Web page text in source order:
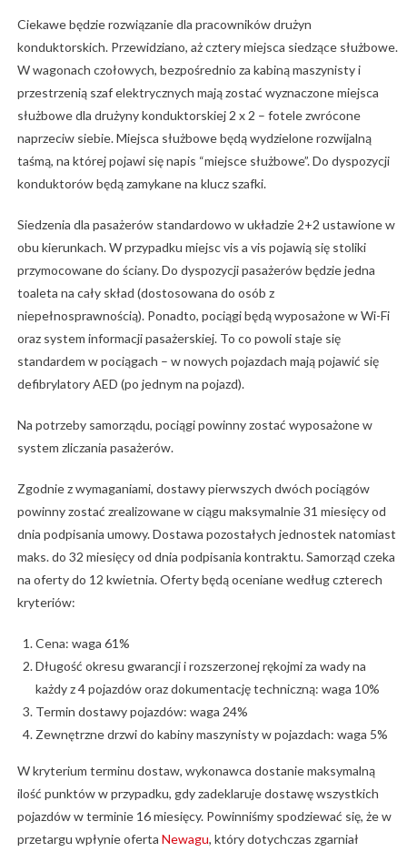
Ciekawe będzie rozwiązanie dla pracowników drużyn
konduktorskich. Przewidziano, aż cztery miejsca siedzące służbowe.
W wagonach czołowych, bezpośrednio za kabiną maszynisty i
przestrzenią szaf elektrycznych mają zostać wyznaczone miejsca
służbowe dla drużyny konduktorskiej 2 x 2 – fotele zwrócone
naprzeciw siebie. Miejsca służbowe będą wydzielone rozwijalną
taśmą, na której pojawi się napis “miejsce służbowe”. Do dyspozycji
konduktorów będą zamykane na klucz szafki.
Siedzenia dla pasażerów standardowo w układzie 2+2 ustawione w
obu kierunkach. W przypadku miejsc vis a vis pojawią się stoliki
przymocowane do ściany. Do dyspozycji pasażerów będzie jedna
toaleta na cały skład (dostosowana do osób z
niepełnosprawnością). Ponadto, pociągi będą wyposażone w Wi-Fi
oraz system informacji pasażerskiej. To co powoli staje się
standardem w pociągach – w nowych pojazdach mają pojawić się
defibrylatory AED (po jednym na pojazd).
Na potrzeby samorządu, pociągi powinny zostać wyposażone w
system zliczania pasażerów.
Zgodnie z wymaganiami, dostawy pierwszych dwóch pociągów
powinny zostać zrealizowane w ciągu maksymalnie 31 miesięcy od
dnia podpisania umowy. Dostawa pozostałych jednostek natomiast
maks. do 32 miesięcy od dnia podpisania kontraktu. Samorząd czeka
na oferty do 12 kwietnia. Oferty będą oceniane według czterech
kryteriów:
Cena: waga 61%
Długość okresu gwarancji i rozszerzonej rękojmi za wady na
każdy z 4 pojazdów oraz dokumentację techniczną: waga 10%
Termin dostawy pojazdów: waga 24%
Zewnętrzne drzwi do kabiny maszynisty w pojazdach: waga 5%
W kryterium terminu dostaw, wykonawca dostanie maksymalną
ilość punktów w przypadku, gdy zadeklaruje dostawę wszystkich
pojazdów w terminie 16 miesięcy. Powinniśmy spodziewać się, że w
przetargu wpłynie oferta Newagu, który dotychczas zgarniał